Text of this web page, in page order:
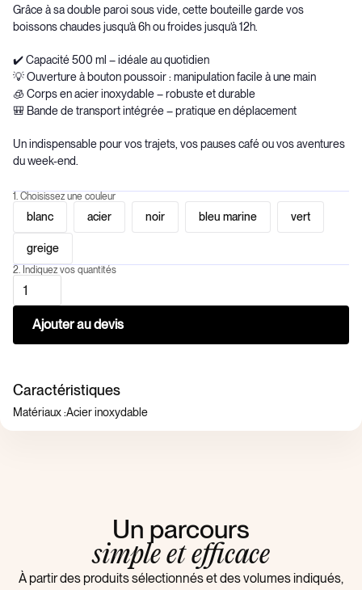
Grâce à sa double paroi sous vide, cette bouteille garde vos
boissons chaudes jusqu’à 6h ou froides jusqu’à 12h.
✔️ Capacité 500 ml – idéale au quotidien
💡 Ouverture à bouton poussoir : manipulation facile à une main
🧊 Corps en acier inoxydable – robuste et durable
🎒 Bande de transport intégrée – pratique en déplacement
Un indispensable pour vos trajets, vos pauses café ou vos aventures
du week-end.
1. Choisissez une couleur
blanc acier noir bleu marine vert
greige
2. Indiquez vos quantités
Caractéristiques
Matériaux :Acier inoxydable
Un parcours
simple et efficace
À partir des produits sélectionnés et des volumes indiqués,